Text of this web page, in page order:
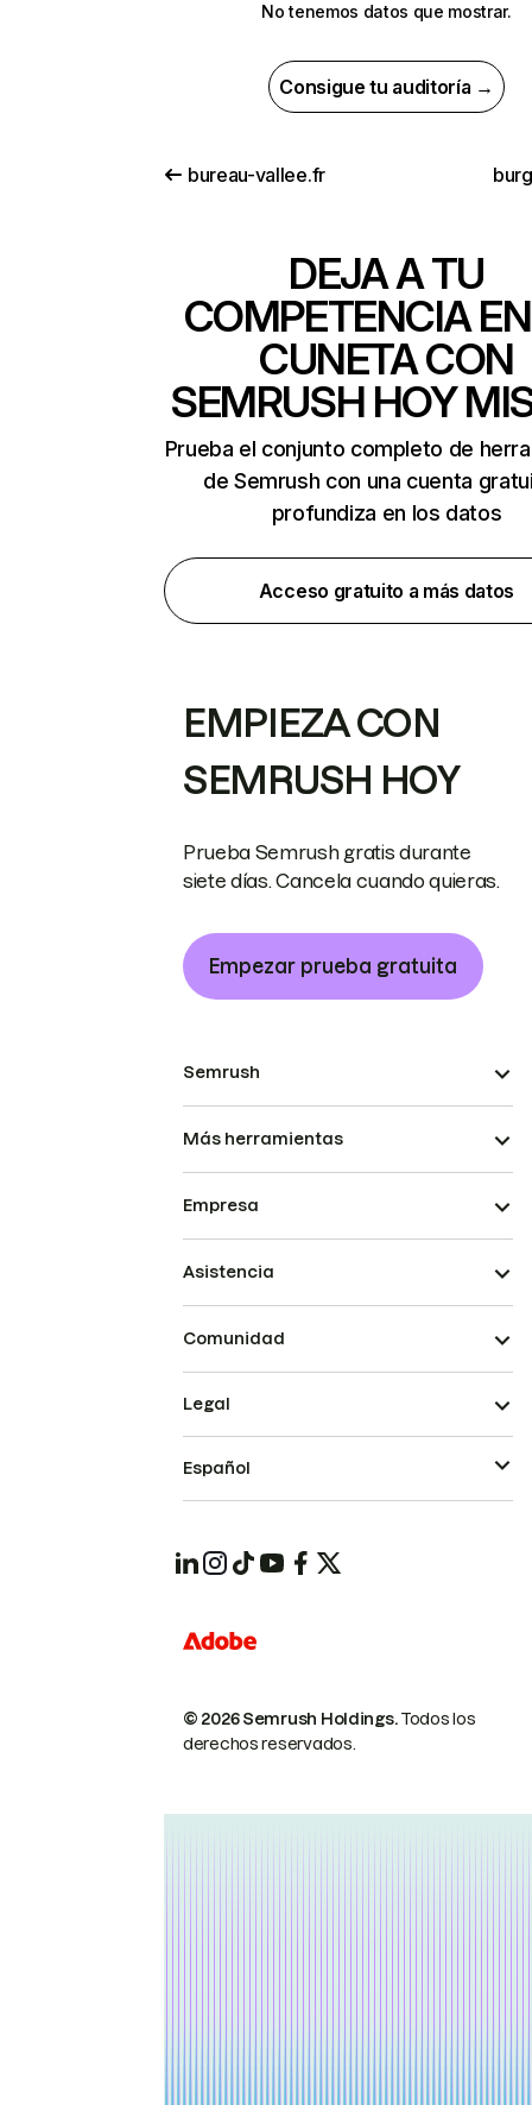
No tenemos datos que mostrar.
Consigue tu auditoría →
bureau-vallee.fr
DEJA A TU
COMPETENCIA
CUNETA CON
SEMRUSH HOY
Prueba el conjunto completo de
de Semrush con una cuenta
profundiza en los datos
Acceso gratuito a más datos
EMPIEZA CON
SEMRUSH HOY
Prueba Semrush gratis durante
siete días. Cancela cuando quieras.
Empezar prueba gratuita
Semrush
Más herramientas
Empresa
Asistencia
Comunidad
© 2026 Semrush Holdings.Todos los
derechos reservados.
Legal
Español